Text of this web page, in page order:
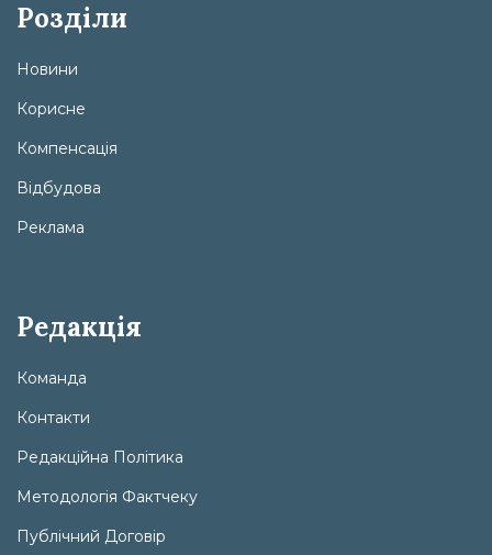
Розділи
Новини
Корисне
Компенсація
Відбудова
Реклама
Редакція
Команда
Контакти
Редакційна Політика
Методологія Фактчеку
Публічний Договір